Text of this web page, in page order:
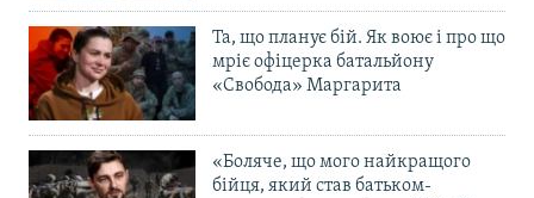
Та, що планує бій. Як воює і про що
мріє офіцерка батальйону
«Свобода» Маргарита
«Боляче, що мого найкращого
бійця, який став батьком-